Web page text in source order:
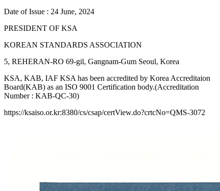
Date of Issue : 24 June, 2024
PRESIDENT OF KSA
KOREAN STANDARDS ASSOCIATION
5, REHERAN-RO 69-gil, Gangnam-Gum Seoul, Korea
KSA, KAB, IAF KSA has been accredited by Korea Accreditaion
Board(KAB) as an ISO 9001 Certification body.(Accreditation
Number : KAB-QC-30)
https://ksaiso.or.kr:8380/cs/csap/certView.do?crtcNo=QMS-3072